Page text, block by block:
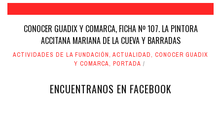
CONOCER GUADIX Y COMARCA, FICHA Nº 107. LA PINTORA
ACCITANA MARIANA DE LA CUEVA Y BARRADAS
ACTIVIDADES DE LA FUNDACIÓN, ACTUALIDAD, CONOCER GUADIX
Y COMARCA, PORTADA
ENCUENTRANOS EN FACEBOOK